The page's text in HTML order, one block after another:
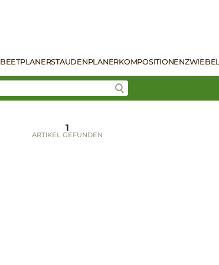
BEETPLANERSTAUDENPLANERKOMPOSITIONEN
1
ARTIKEL GEFUNDEN